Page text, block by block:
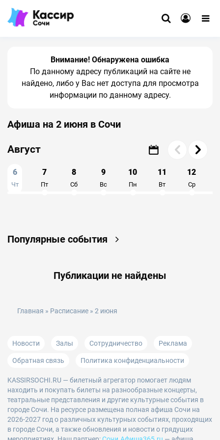
Внимание! Обнаружена ошибка
По данному адресу публикаций на сайте не
найдено, либо у Вас нет доступа для просмотра
информации по данному адресу.
Афиша на 2 июня в Сочи
6
Чт
7
Пт
8
Сб
9
Вс
10
Пн
11
Вт
12
Ср
Август
Популярные события
Публикации не найдены
Главная » Расписание » 2 июня
Новости Залы Сотрудничество Реклама
Обратная связь Политика конфиденциальности
KASSIRSOCHI.RU — билетный агрегатор помогает людям
находить и покупать билеты на разнообразные концерты,
театральные представления и другие культурные события в
городе Сочи. На ресурсе размещена полная афиша Сочи на
2026-2027 год о различных культурных событиях, проходящих
в городе Сочи, а также обновления и новости о грядущих